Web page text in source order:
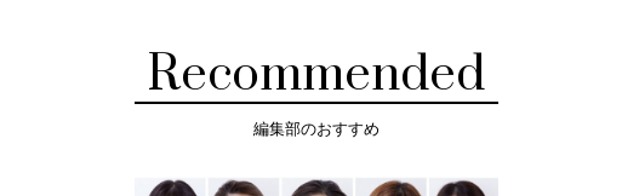
Recommended
編集部のおすすめ